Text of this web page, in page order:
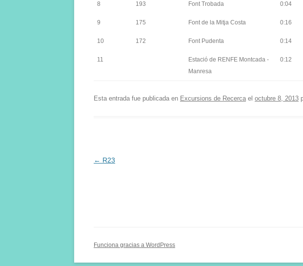
8 193 Font Trobada 0:04
9 175 Font de la Mitja Costa 0:16
10 172 Font Pudenta 0:14
11
Estació de RENFE Montcada -
Manresa
0:12
Esta entrada fue publicada en Excursions de Recerca el octubre 8, 2013
Navegación
← R23
Funciona gracias a WordPress